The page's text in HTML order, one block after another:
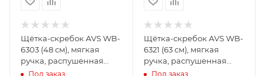
Щётка-скребок AVS WB-
6303 (48 cм), мягкая
ручка, распушенная
щетина
Под заказ
Щётка-скребок AVS WB-
6321 (63 cм), мягкая
ручка, распушенная
щетина
Под заказ